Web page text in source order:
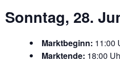
Sonntag, 28.
Marktbeginn: 11:00
Marktende: 18:00